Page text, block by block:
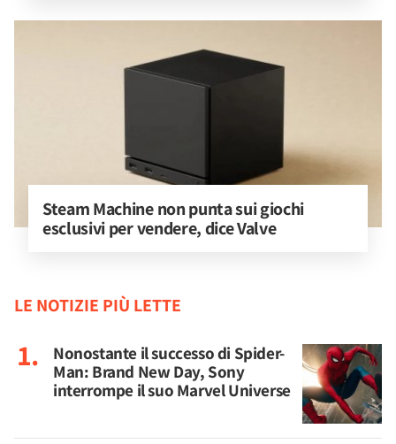
Steam Machine non punta sui giochi
esclusivi per vendere, dice Valve
LE NOTIZIE PIÙ LETTE
Nonostante il successo di Spider-
Man: Brand New Day, Sony
interrompe il suo Marvel Universe